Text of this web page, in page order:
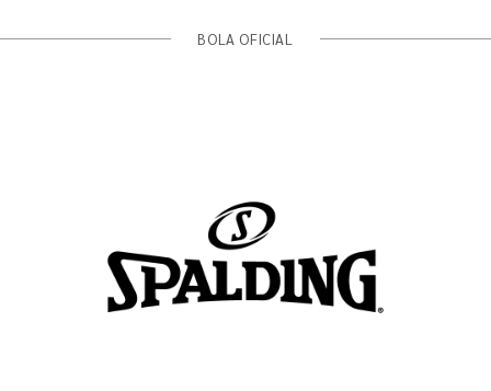
BOLA OFICIAL